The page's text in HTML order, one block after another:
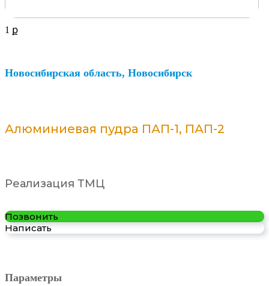
1 ք
Новосибирская область, Новосибирск
Алюминиевая пудра ПАП-1, ПАП-2
Реализация ТМЦ
Позвонить
Написать
Параметры